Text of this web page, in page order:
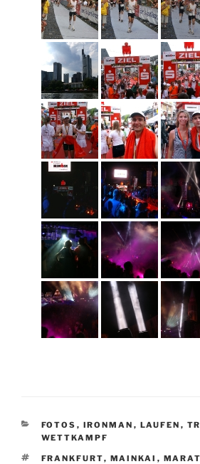
KATEGORIEN
FOTOS , IRONMAN , LAUFEN ,
WETTKAMPF
SCHLAGWÖRTER
FRANKFURT, MAINKAI ,